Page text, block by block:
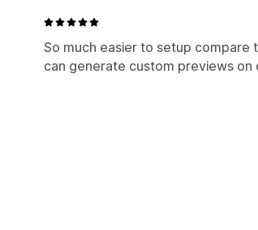
So much easier to setup
can generate custom previews on